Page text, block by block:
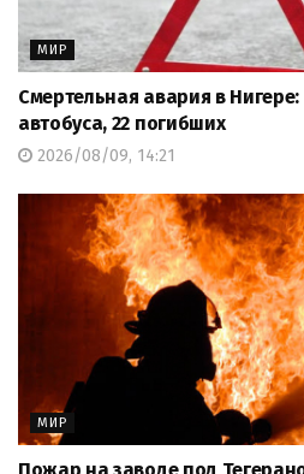
МИР
Смертельная авария в Нигере:
автобуса, 22 погибших
2026/08/09, 14:21
МИР